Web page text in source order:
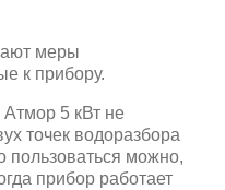
меры
к прибору.
5 кВт не
точек водоразбора
можно,
прибор работает